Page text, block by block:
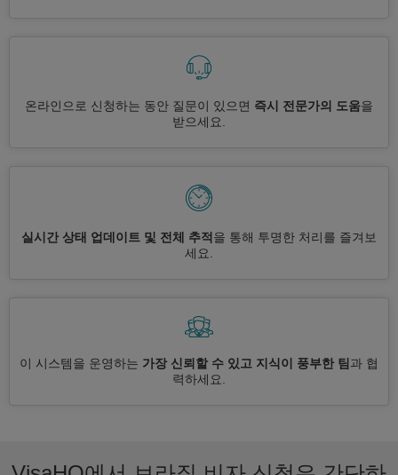
온라인으로 신청하는 동안 질문이 있으면 즉시 전문가의 도움을
받으세요.
실시간 상태 업데이트 및 전체 추적 을 통해 투명한 처리를 즐겨보
세요.
이 시스템을 운영하는 가장 신뢰할 수 있고 지식이 풍부한 팀 과 협
력하세요.